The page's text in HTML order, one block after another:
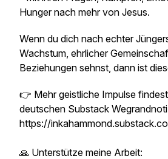
Hunger nach mehr von Jesus.
Wenn du dich nach echter
Wachstum, ehrlicher
Beziehungen sehnst, dann ist
👉 Mehr geistliche Impulse
deutschen Substack
https://
🙏 Unterstütze meine Arbeit: